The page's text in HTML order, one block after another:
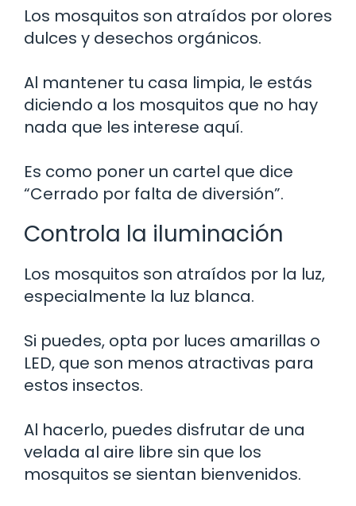
Los mosquitos son atraídos por olores
dulces y desechos orgánicos.
Al mantener tu casa limpia, le estás
diciendo a los mosquitos que no hay
nada que les interese aquí.
Es como poner un cartel que dice
“Cerrado por falta de diversión”.
Controla la iluminación
Los mosquitos son atraídos por la luz,
especialmente la luz blanca.
Si puedes, opta por luces amarillas o
LED, que son menos atractivas para
estos insectos.
Al hacerlo, puedes disfrutar de una
velada al aire libre sin que los
mosquitos se sientan bienvenidos.